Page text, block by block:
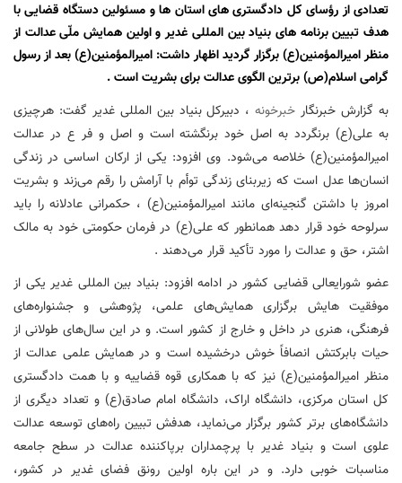
تعدادی از رؤسای کل دادگستری های استان ها و مسئولین دستگاه قضایی با
هدف تبیین برنامه های بنیاد بین المللی غدیر و اولین همایش ملّی عدالت از
منظر امیرالمؤمنین(ع) برگزار گردید اظهار داشت: امیرالمؤمنین(ع) بعد از رسول
گرامی اسلام(ص) برترین الگوی عدالت برای بشریت است .
به گزارش خبرنگار خبرخونه، دبیرکل بنیاد بین المللی غدیر گفت: هرچیزی
به علی(ع) برنگردد به اصل خود برنگشته است و اصل و فر ع در عدالت
امیرالمؤمنین(ع) خلاصه می‌شود. وی افزود: یکی از ارکان اساسی در زندگی
انسان‌ها عدل است که زیربنای زندگی توأم با آرامش را رقم می‌زند و بشریت
امروز با داشتن گنجینه‌ای مانند امیرالمؤمنین(ع) ، حکمرانی عادلانه را باید
سرلوحه خود قرار دهد همانطور که علی(ع) در فرمان حکومتی خود به مالک
اشتر، حق و عدالت را مورد تأکید قرار می‌دهند .
عضو شورایعالی قضایی کشور در ادامه افزود: بنیاد بین المللی غدیر یکی از
موفقیت هایش برگزاری همایش‌های علمی، پژوهشی و جشنواره‌های
فرهنگی، هنری در داخل و خارج از کشور است. و در این سال‌های طولانی از
حیات بابرکتش انصافاً خوش درخشیده است و در همایش علمی عدالت از
منظر امیرالمؤمنین(ع) نیز که با همکاری قوه قضاییه و با همت دادگستری
کل استان مرکزی، دانشگاه اراک، دانشگاه امام صادق(ع) و تعداد دیگری از
دانشگاه‌های برتر کشور برگزار می‌نماید، هدفش تبیین راه‌های توسعه عدالت
علوی است و بنیاد غدیر با پرچمداران برپاکننده عدالت در سطح جامعه
مناسبات خوبی دارد. و در این باره اولین رونق فضای غدیر در کشور،